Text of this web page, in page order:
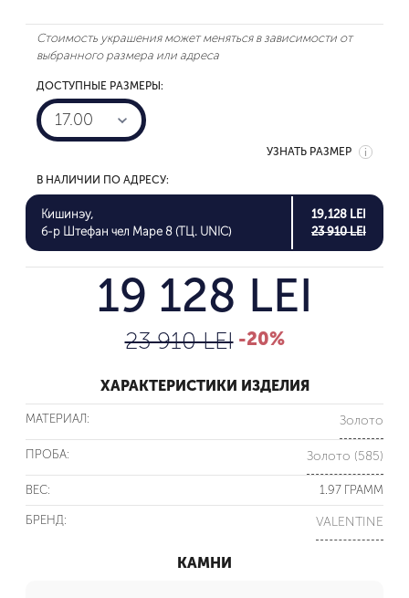
Стоимость украшения может меняться в зависимости от
выбранного размера или адреса
ДОСТУПНЫЕ РАЗМЕРЫ:
17.00
УЗНАТЬ РАЗМЕР
В НАЛИЧИИ ПО АДРЕСУ:
Кишинэу,
б-р Штефан чел Маре 8 (ТЦ. UNIC)
19,128 LEI
23 910 LEI
19 128 LEI
23 910 LEI -20%
ХАРАКТЕРИСТИКИ ИЗДЕЛИЯ
МАТЕРИАЛ: Золото
ПРОБА: Золото (585)
ВЕС: 1.97 ГРАММ
БРЕНД: VALENTINE
КАМНИ